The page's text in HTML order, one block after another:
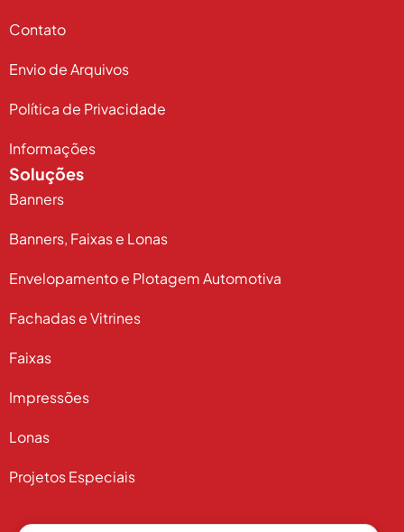
Contato
Envio de Arquivos
Política de Privacidade
Informações
Soluções
Banners
Banners, Faixas e Lonas
Envelopamento e Plotagem Automotiva
Fachadas e Vitrines
Faixas
Impressões
Lonas
Projetos Especiais